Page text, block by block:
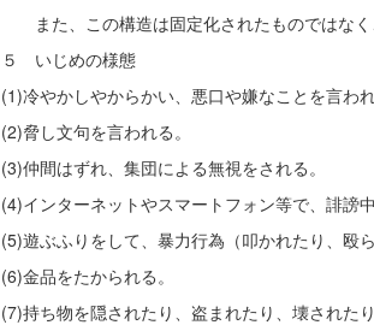
また、この構造は固定化されたものではなく
５ いじめの様態
(1)冷やかしやからかい、悪口や嫌なことを言われ
(2)脅し文句を言われる。
(3)仲間はずれ、集団による無視をされる。
(4)インターネットやスマートフォン等で、誹謗
(5)遊ぶふりをして、暴力行為（叩かれたり、殴
(6)金品をたかられる。
(7)持ち物を隠されたり、盗まれたり、壊された